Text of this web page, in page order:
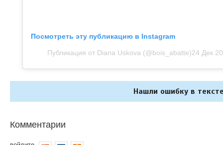
Посмотреть эту публикацию в Instagram
Публикация от Diana Uskova (@bois_abatte)24 Дек
Нашли ошибку в
Комментарии